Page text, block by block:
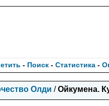
- Поиск - Статистика -
Олди /Ойкумена.